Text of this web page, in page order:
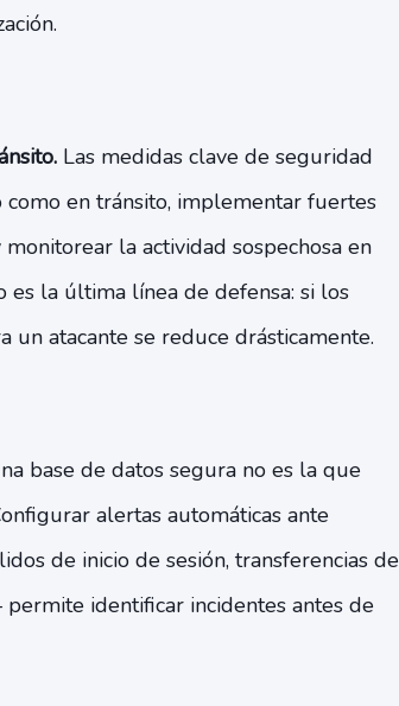
Las medidas clave de seguridad
en tránsito, implementar fuertes
la actividad sospechosa en
es la última línea de defensa: si los
un atacante se reduce drásticamente.
base de datos segura no es la que
alertas automáticas ante
de inicio de sesión, transferencias de
identificar incidentes antes de